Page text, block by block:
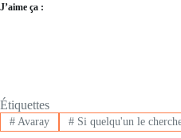
J’aime ça :
Étiquettes
#Avaray #Si quelqu'un le